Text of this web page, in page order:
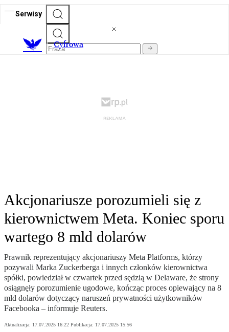
Serwisy
Cyfrowa
Akcjonariusze porozumieli się z
kierownictwem Meta. Koniec sporu
wartego 8 mld dolarów
Prawnik reprezentujący akcjonariuszy Meta Platforms, którzy
pozywali Marka Zuckerberga i innych członków kierownictwa
spółki, powiedział w czwartek przed sędzią w Delaware, że strony
osiągnęły porozumienie ugodowe, kończąc proces opiewający na 8
mld dolarów dotyczący naruszeń prywatności użytkowników
Facebooka – informuje Reuters.
Aktualizacja: 17.07.2025 16:22 Publikacja: 17.07.2025 15:56